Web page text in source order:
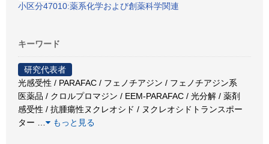
小区分47010:薬系化学および創薬科学関連
キーワード
研究代表者
光感受性 / PARAFAC / フェノチアジン / フェノチアジン系
医薬品 / クロルプロマジン / EEM-PARAFAC / 光分解 / 薬剤
感受性 / 抗腫瘍性ヌクレオシド / ヌクレオシドトランスポー
ター
もっと見る